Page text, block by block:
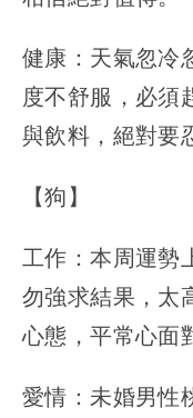
健康：天氣忽冷
度不舒服，必須
與飲料，絕對要
【狗】
工作：本周運勢
勿強求結果，太
心態，平常心面
愛情：未婚男性